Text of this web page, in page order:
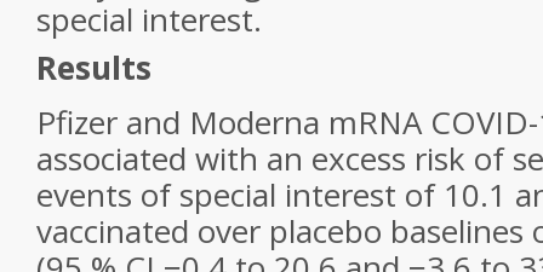
special interest.
Results
Pfizer and Moderna mRNA
associated with an excess risk of
events of special interest of 10.1
vaccinated over placebo baselines